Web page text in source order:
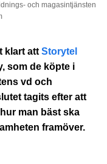
och magasintjänsten
klart att Storytel
som de köpte i
vd och
tagits efter att
man bäst ska
framöver.